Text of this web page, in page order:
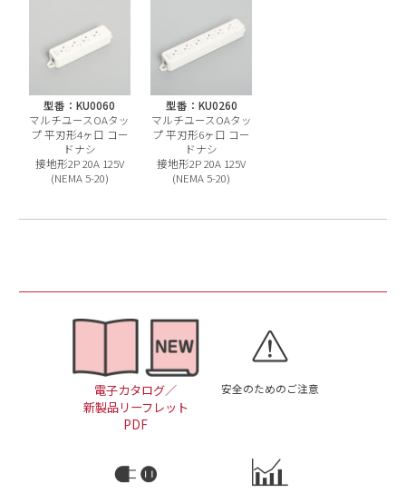
型番：KU0060
マルチユースOAタッ
プ 平刃形4ヶ口 コー
ドナシ
接地形2P 20A 125V
(NEMA 5-20)
型番：KU0260
マルチユースOAタッ
プ 平刃形6ヶ口 コー
ドナシ
接地形2P 20A 125V
(NEMA 5-20)
電子カタログ／
新製品リーフレット
PDF
安全のためのご注意